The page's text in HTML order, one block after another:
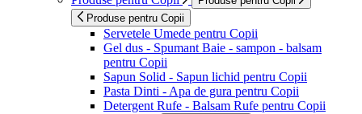
Produse pentru Copii
Servetele Umede pentru Copii
Gel dus - Spumant Baie - sampon - balsam
pentru Copii
Sapun Solid - Sapun lichid pentru Copii
Pasta Dinti - Apa de gura pentru Copii
Detergent Rufe - Balsam Rufe pentru Copii